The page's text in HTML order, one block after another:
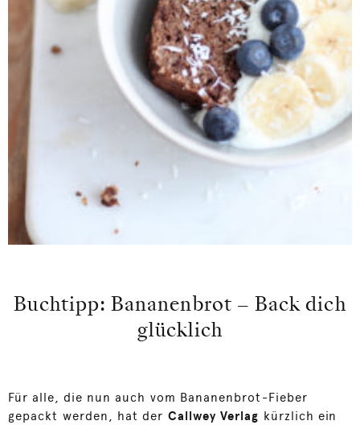
Buchtipp: Bananenbrot – Back dich
glücklich
Für alle, die nun auch vom Bananenbrot-Fieber
gepackt werden, hat der Callwey Verlag kürzlich ein